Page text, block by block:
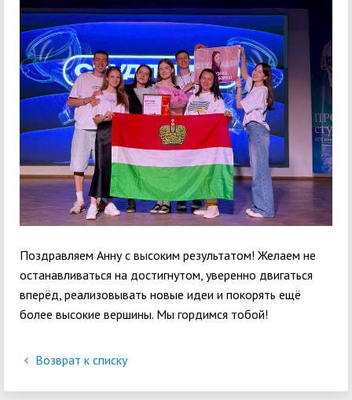
Поздравляем Анну с высоким результатом! Желаем не
останавливаться на достигнутом, уверенно двигаться
вперёд, реализовывать новые идеи и покорять ещё
более высокие вершины. Мы гордимся тобой!
Возврат к списку